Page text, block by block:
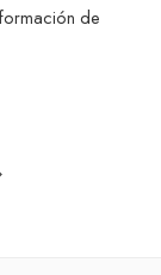
de